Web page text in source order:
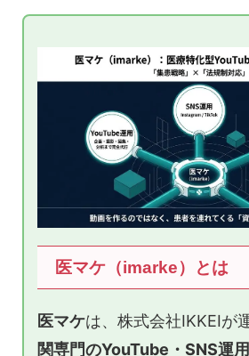
医マケ（imarke）とは
医マケは、株式会社IKKEIが
関専門のYouTube・SNS運